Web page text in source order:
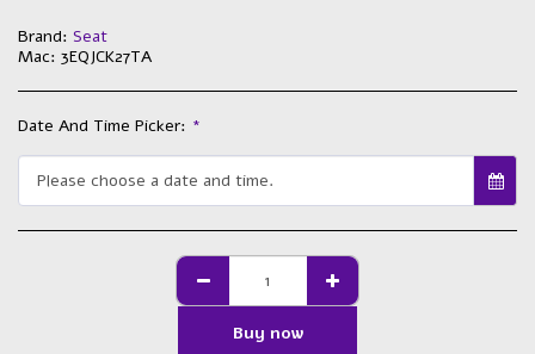
Brand: Seat
Mac: 3EQJCK27TA
Date And Time Picker: *
Please choose a date and time.
Buy now